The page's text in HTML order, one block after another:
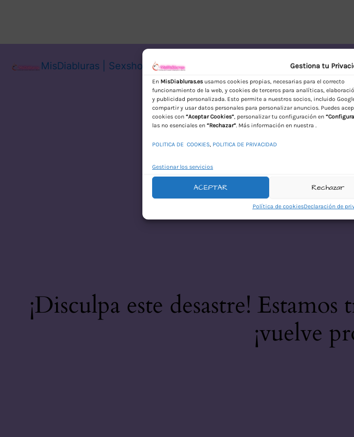
Gestiona tu
En MisDiabluras.es usamos cookies propias, necesarias para el correcto
funcionamiento de la web, y cookies de terceros para analíticas,
y publicidad personalizada. Esto permite a nuestros socios, incluido
compartir y usar datos personales para personalizar anuncios. Puedes
cookies con “Aceptar Cookies”, personalizar tu configuración en
las no esenciales en “Rechazar”. Más información en nuestra .
POLITICA DE COOKIES, POLITICA DE PRIVACIDAD
Gestionar los servicios
ACEPTAR Rechazar
Política de cookiesDeclaración de
MisDiabluras | Sexshop Online con Envío Discreto en España
¡Disculpa este desastre!
¡vuelve